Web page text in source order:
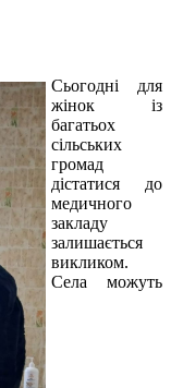
Сьогодні для
жінок із
багатьох
сільських
громад
дістатися до
медичного
закладу
залишається
викликом.
Села можуть